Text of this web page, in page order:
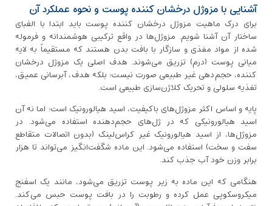
آشنایی با مزوژل درخشان کننده پوست و نحوه عملکرد آن
برای درک ماهیت مزوژل درخشان کننده پوست باید ابتدا با الفبای
ساختار آن آشنا شویم. مزوژل‌ها در واقع ترکیبی هوشمندانه و فرموله
شده از مواد مغذی و سازگار با بافت بدن هستند که مستقیماً به لایه
میانی پوست (درم) تزریق می‌شوند. هدف اصلی یک مزوژل درخشان
کننده، حجم‌دهی غیر طبیعی صورت نیست؛ بلکه هدف، آبرسانی عمیق،
تغذیه سلولی و تحریک کلاژن‌سازی طبیعی است.
پایه و اساس اکثر مزوژل‌های باکیفیت، اسید هیالورونیک است؛ اما نه آن
اسید هیالورونیکی که در ژل‌های حجم‌دهنده استفاده می‌شود. در
مزوژل‌ها، از اسید هیالورونیک غیر کراس‌لینک (بدون اتصالات متقاطع
سفت و سخت) استفاده می‌شود. این ماده شگفت‌انگیز می‌تواند تا هزار
برابر وزن خود آب جذب کند.
هنگامی که این ماده به زیر پوست تزریق می‌شود، مانند یک اسفنج
میکروسکوپی عمل کرده و رطوبت را در بافت پوست حبس می‌کند.